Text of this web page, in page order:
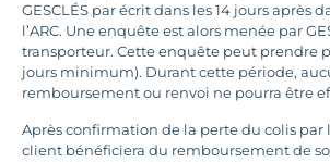
GESCLÉS par écrit dans les 14 jours après
l’ARC. Une enquête est alors menée par
transporteur. Cette enquête peut prendre
jours minimum). Durant cette période,
remboursement ou renvoi ne pourra être
Après confirmation de la perte du colis par
client bénéficiera du remboursement de